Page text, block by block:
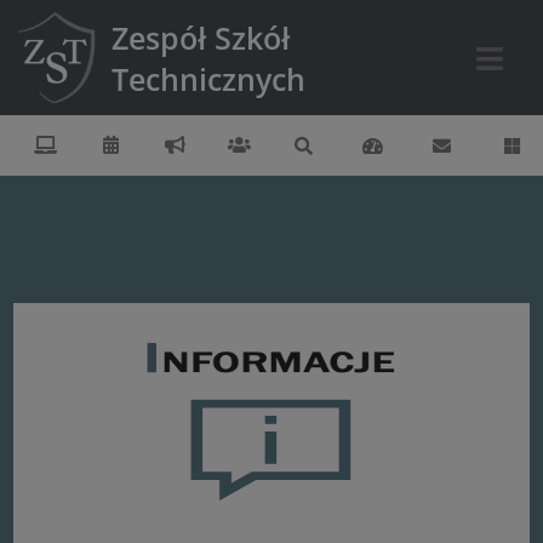
Zespół Szkół
Technicznych